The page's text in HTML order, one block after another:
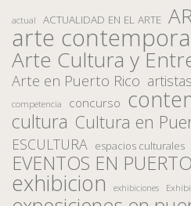
actual ACTUALIDAD EN EL ARTE
arte
Arte Cultura y
Arte en Puerto Rico artistas
competencia concurso
cultura Cultura en
ESCULTURA espacios culturales
EVENTOS EN
exhibicion exhibiciones